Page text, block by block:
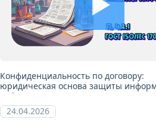
Конфиденциальность по договору:
юридическая основа защиты
лаборатории
24.04.2026